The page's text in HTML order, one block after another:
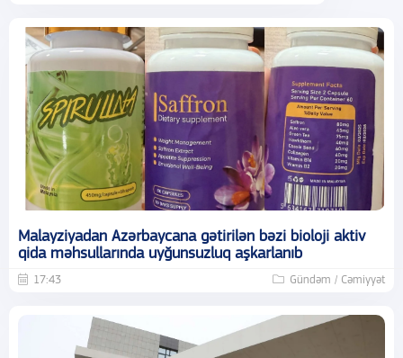
Malayziyadan Azərbaycana gətirilən bəzi bioloji aktiv
qida məhsullarında uyğunsuzluq aşkarlanıb
17:43 Gündəm / Cəmiyyət